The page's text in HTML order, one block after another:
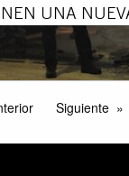
UNA
Siguiente